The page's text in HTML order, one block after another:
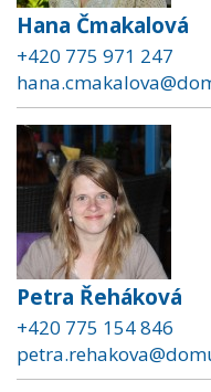
Hana Čmakalová
+420 775 971 247
Petra Řeháková
+420 775 154 846